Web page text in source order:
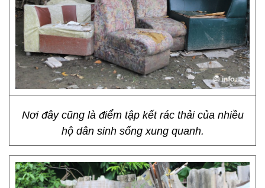
Nơi đây cũng là điểm tập kết rác thải của nhiều
hộ dân sinh sống xung quanh.